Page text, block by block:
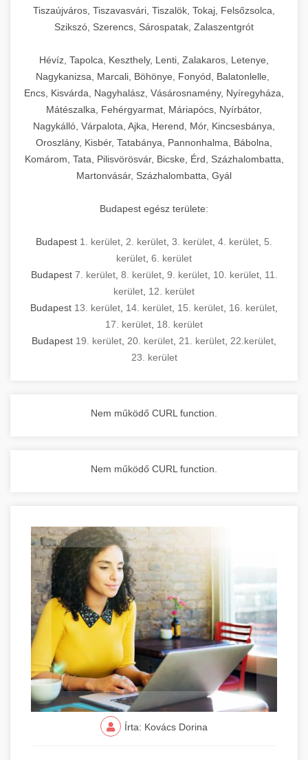
Tiszaújváros, Tiszavasvári, Tiszalök, Tokaj, Felsőzsolca,
Szikszó, Szerencs, Sárospatak, Zalaszentgrót
Hévíz, Tapolca, Keszthely, Lenti, Zalakaros, Letenye,
Nagykanizsa, Marcali, Böhönye, Fonyód, Balatonlelle,
Encs, Kisvárda, Nagyhalász, Vásárosnamény, Nyíregyháza,
Mátészalka, Fehérgyarmat, Máriapócs, Nyírbátor,
Nagykálló, Várpalota, Ajka, Herend, Mór, Kincsesbánya,
Oroszlány, Kisbér, Tatabánya, Pannonhalma, Bábolna,
Komárom, Tata, Pilisvörösvár, Bicske, Érd, Százhalombatta,
Martonvásár, Százhalombatta, Gyál
Budapest egész területe:
Budapest 1. kerület 2. kerület 3. kerület 4. kerület 5.
kerület 6. kerület
Budapest 7. kerület, 8. kerület, 9. kerület, 10. kerület, 11.
kerület 12. kerület
Budapest 13. kerület 14. kerület 15. kerület 16. kerület
17. kerület 18. kerület
Budapest 19. kerület 20. kerület 21. kerület 22.kerület
23. kerület
Nem működő CURL function.
Nem működő CURL function.
Írta: Kovács Dorina